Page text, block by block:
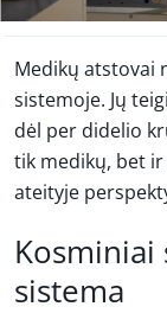
Medikų atstovai
sistemoje. Jų
dėl per didelio
tik medikų, bet
ateityje
sistema